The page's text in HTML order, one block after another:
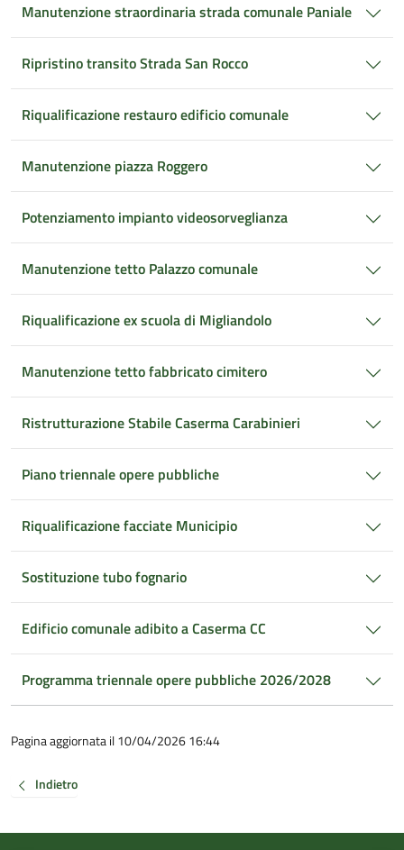
Manutenzione straordinaria strada comunale Paniale
Ripristino transito Strada San Rocco
Riqualificazione restauro edificio comunale
Manutenzione piazza Roggero
Potenziamento impianto videosorveglianza
Manutenzione tetto Palazzo comunale
Riqualificazione ex scuola di Migliandolo
Manutenzione tetto fabbricato cimitero
Ristrutturazione Stabile Caserma Carabinieri
Piano triennale opere pubbliche
Riqualificazione facciate Municipio
Sostituzione tubo fognario
Edificio comunale adibito a Caserma CC
Programma triennale opere pubbliche 2026/2028
Pagina aggiornata il 10/04/2026 16:44
Indietro